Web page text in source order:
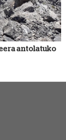
antolatuko